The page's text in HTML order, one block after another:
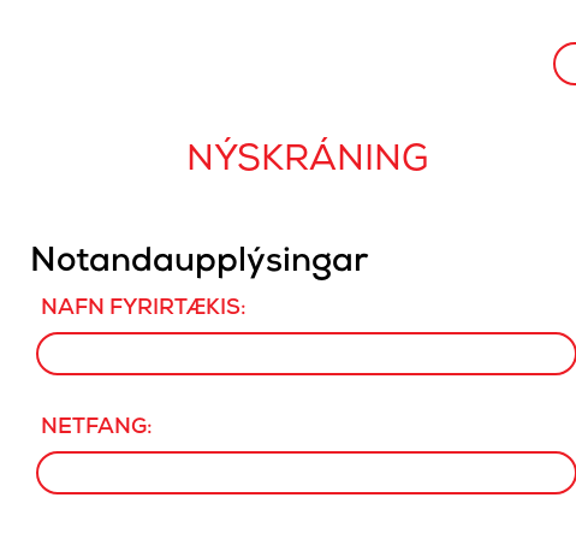
NÝSKRÁNING
Notandaupplýsingar
NAFN FYRIRTÆKIS:
NETFANG: